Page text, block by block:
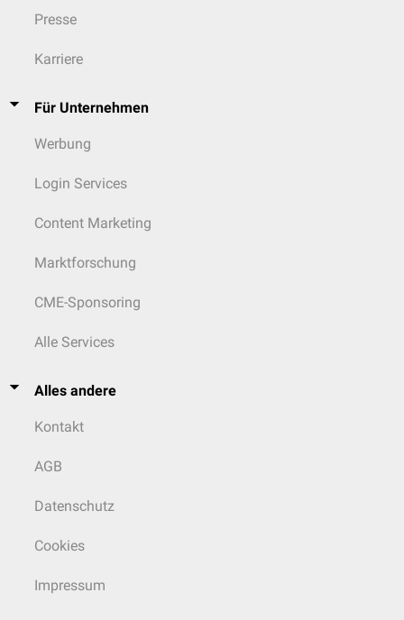
Presse
Karriere
Für Unternehmen
Werbung
Login Services
Content Marketing
Marktforschung
CME-Sponsoring
Alle Services
Alles andere
Kontakt
AGB
Datenschutz
Cookies
Impressum